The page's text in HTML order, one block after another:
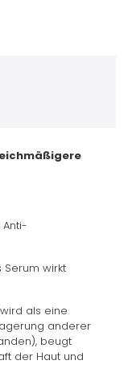
Serum wirkt
als eine
anderer
beugt
der Haut und